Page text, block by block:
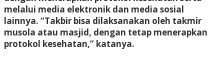
melalui media elektronik dan media sosial
lainnya. “Takbir bisa dilaksanakan oleh takmir
musola atau masjid, dengan tetap menerapkan
protokol kesehatan,” katanya.